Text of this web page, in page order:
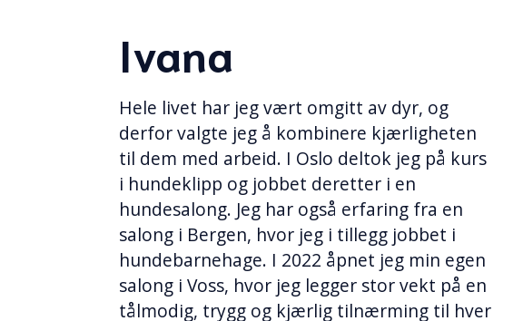
Ivana
Hele livet har jeg vært omgitt av dyr, og
derfor valgte jeg å kombinere kjærligheten
til dem med arbeid. I Oslo deltok jeg på kurs
i hundeklipp og jobbet deretter i en
hundesalong. Jeg har også erfaring fra en
salong i Bergen, hvor jeg i tillegg jobbet i
hundebarnehage. I 2022 åpnet jeg min egen
salong i Voss, hvor jeg legger stor vekt på en
tålmodig, trygg og kjærlig tilnærming til hver